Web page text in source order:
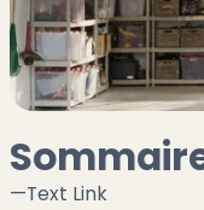
—Text Link